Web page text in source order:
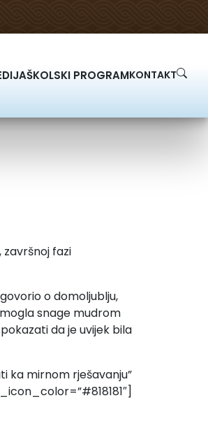
ŠKOLSKI PROGRAMKONTAKT
završnoj fazi
o domoljublju,
snage mudrom
da je uvijek bila
ka mirnom rješavanju”